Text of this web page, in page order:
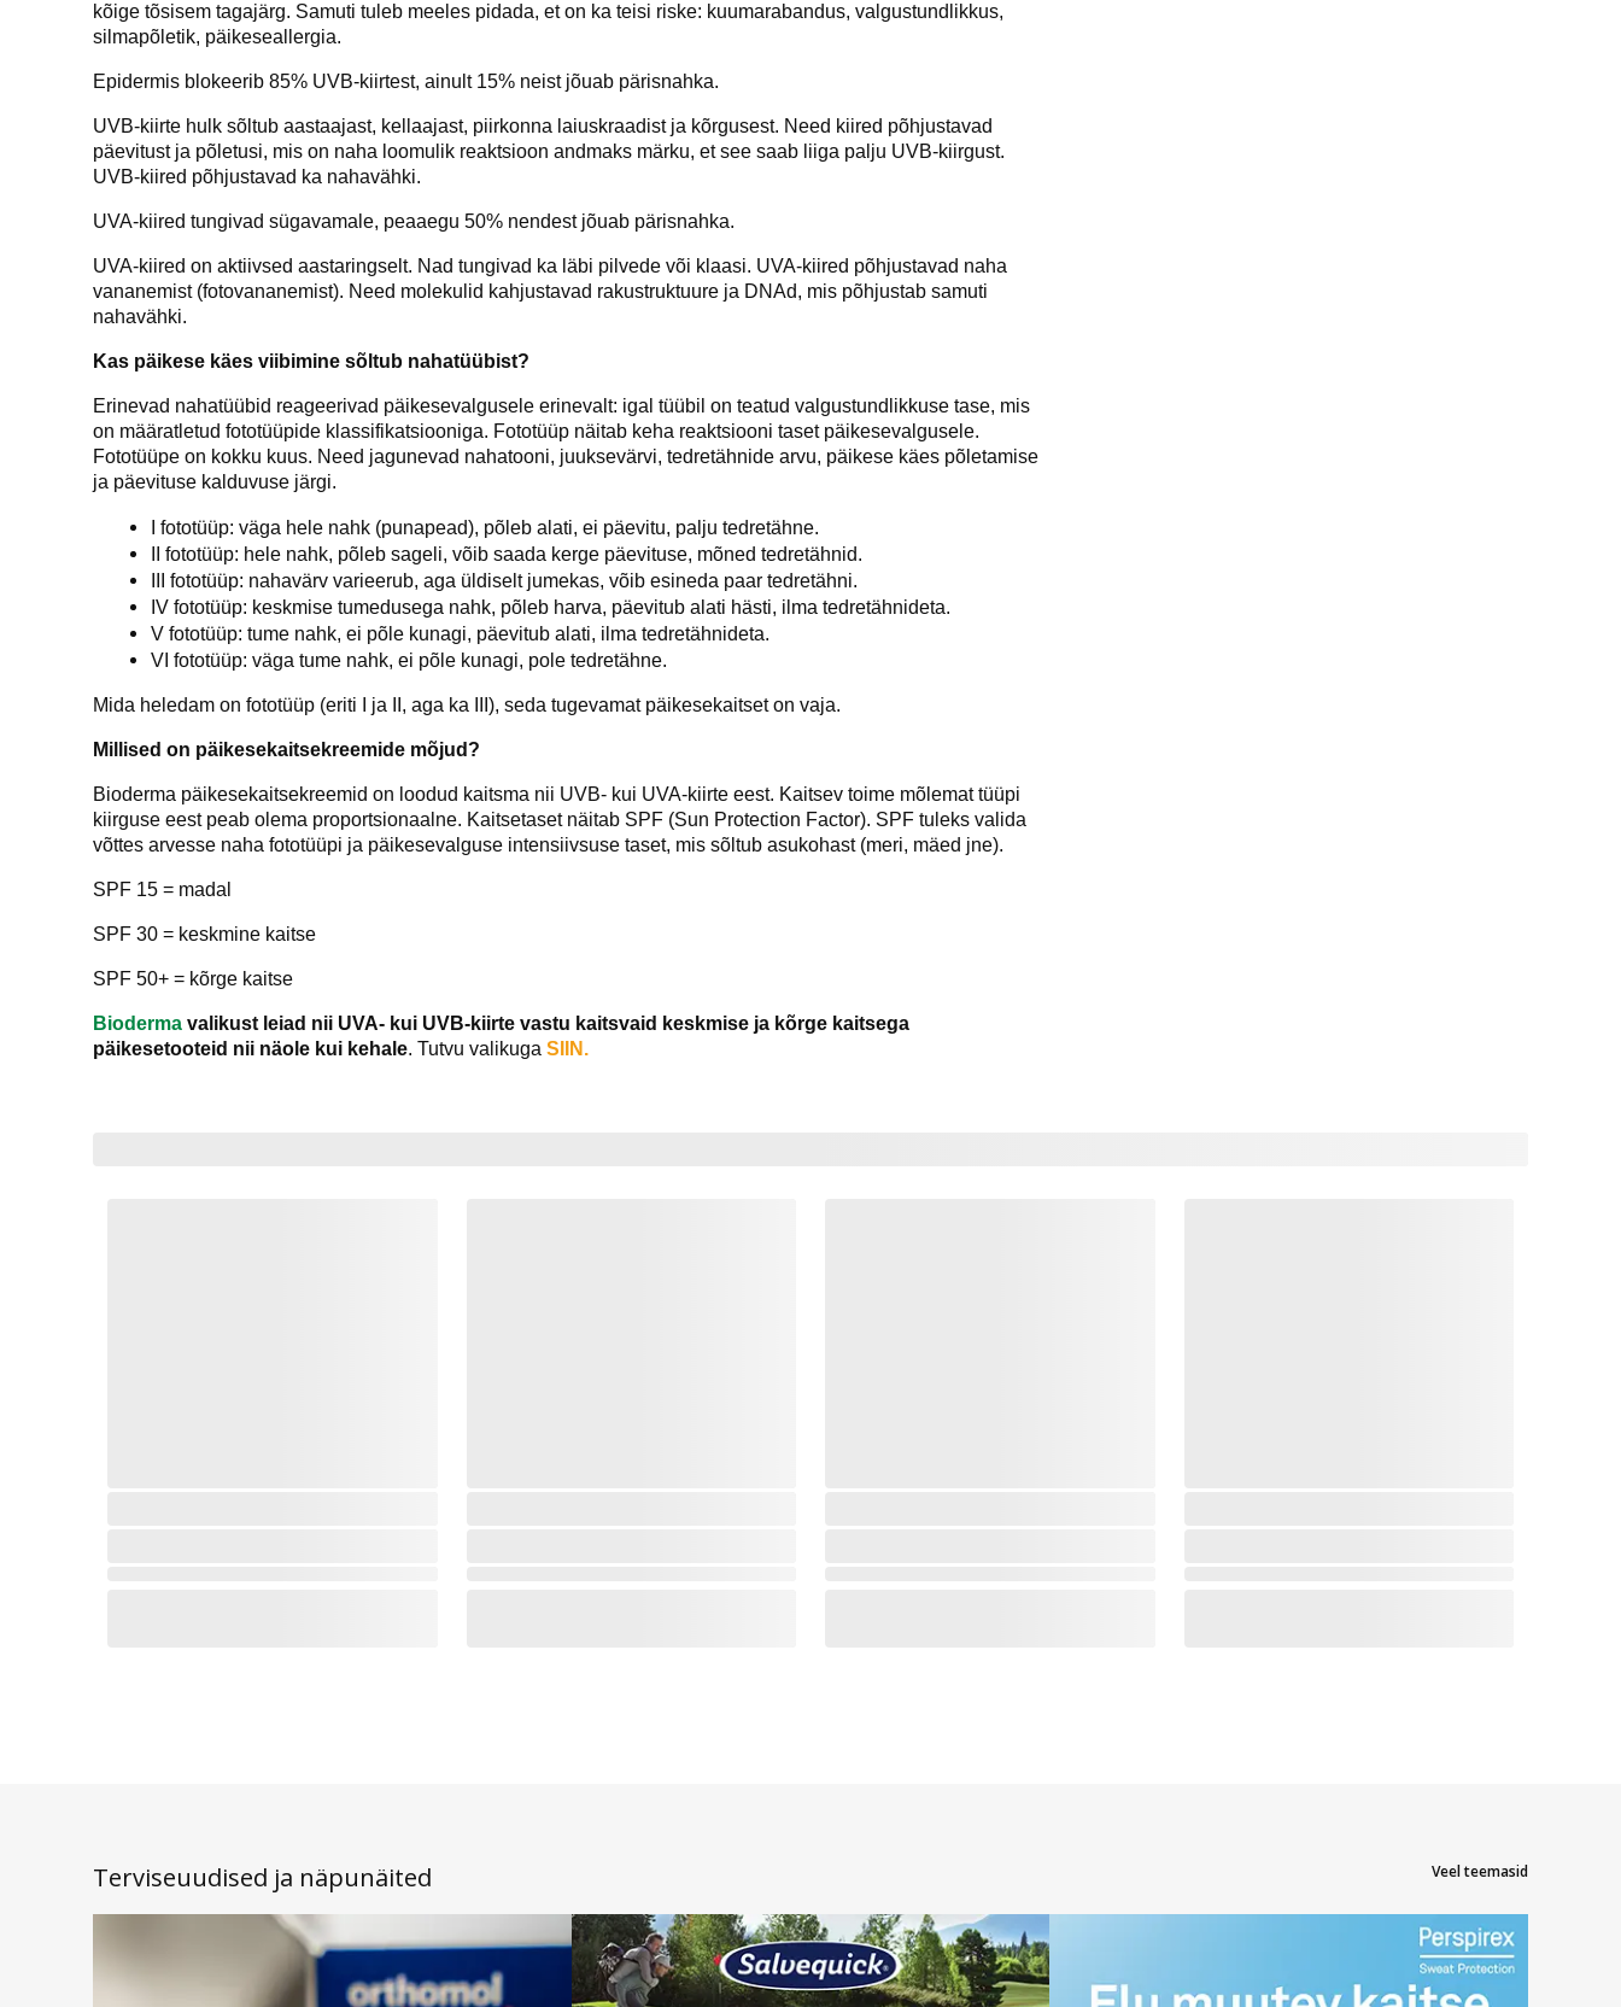
kõige tõsisem tagajärg. Samuti tuleb meeles pidada, et on ka teisi riske: kuumarabandus, valgustundlikkus,
silmapõletik, päikeseallergia.
Epidermis blokeerib 85% UVB-kiirtest, ainult 15% neist jõuab pärisnahka.
UVB-kiirte hulk sõltub aastaajast, kellaajast, piirkonna laiuskraadist ja kõrgusest. Need kiired põhjustavad
päevitust ja põletusi, mis on naha loomulik reaktsioon andmaks märku, et see saab liiga palju UVB-kiirgust.
UVB-kiired põhjustavad ka nahavähki.
UVA-kiired tungivad sügavamale, peaaegu 50% nendest jõuab pärisnahka.
UVA-kiired on aktiivsed aastaringselt. Nad tungivad ka läbi pilvede või klaasi. UVA-kiired põhjustavad naha
vananemist (fotovananemist). Need molekulid kahjustavad rakustruktuure ja DNAd, mis põhjustab samuti
nahavähki.
Kas päikese käes viibimine sõltub nahatüübist?
Erinevad nahatüübid reageerivad päikesevalgusele erinevalt: igal tüübil on teatud valgustundlikkuse tase, mis
on määratletud fototüüpide klassifikatsiooniga. Fototüüp näitab keha reaktsiooni taset päikesevalgusele.
Fototüüpe on kokku kuus. Need jagunevad nahatooni, juuksevärvi, tedretähnide arvu, päikese käes põletamise
ja päevituse kalduvuse järgi.
I fototüüp: väga hele nahk (punapead), põleb alati, ei päevitu, palju tedretähne.
II fototüüp: hele nahk, põleb sageli, võib saada kerge päevituse, mõned tedretähnid.
III fototüüp: nahavärv varieerub, aga üldiselt jumekas, võib esineda paar tedretähni.
IV fototüüp: keskmise tumedusega nahk, põleb harva, päevitub alati hästi, ilma tedretähnideta.
V fototüüp: tume nahk, ei põle kunagi, päevitub alati, ilma tedretähnideta.
VI fototüüp: väga tume nahk, ei põle kunagi, pole tedretähne.
Mida heledam on fototüüp (eriti I ja II, aga ka III), seda tugevamat päikesekaitset on vaja.
Millised on päikesekaitsekreemide mõjud?
Bioderma päikesekaitsekreemid on loodud kaitsma nii UVB- kui UVA-kiirte eest. Kaitsev toime mõlemat tüüpi
kiirguse eest peab olema proportsionaalne. Kaitsetaset näitab SPF (Sun Protection Factor). SPF tuleks valida
võttes arvesse naha fototüüpi ja päikesevalguse intensiivsuse taset, mis sõltub asukohast (meri, mäed jne).
SPF 15 = madal
SPF 30 = keskmine kaitse
SPF 50+ = kõrge kaitse
Bioderma valikust leiad nii UVA- kui UVB-kiirte vastu kaitsvaid keskmise ja kõrge kaitsega
päikesetooteid nii näole kui kehale. Tutvu valikuga SIIN.
Terviseuudised ja näpunäited Veel teemasid